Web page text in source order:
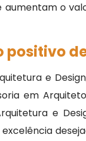
o
positivo
e
em
e